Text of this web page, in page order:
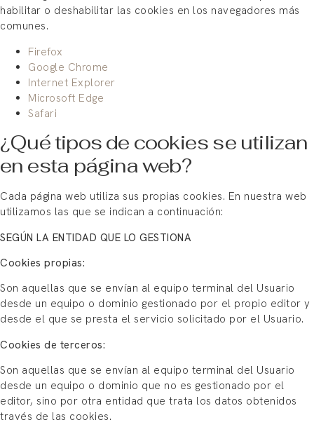
habilitar o deshabilitar las cookies en los navegadores más
comunes.
Firefox
Google Chrome
Internet Explorer
Microsoft Edge
Safari
¿Qué tipos de cookies se utilizan
en esta página web?
Cada página web utiliza sus propias cookies. En nuestra web
utilizamos las que se indican a continuación:
SEGÚN LA ENTIDAD QUE LO GESTIONA
Cookies propias:
Son aquellas que se envían al equipo terminal del Usuario
desde un equipo o dominio gestionado por el propio editor y
desde el que se presta el servicio solicitado por el Usuario.
Cookies de terceros:
Son aquellas que se envían al equipo terminal del Usuario
desde un equipo o dominio que no es gestionado por el
editor, sino por otra entidad que trata los datos obtenidos
través de las cookies.